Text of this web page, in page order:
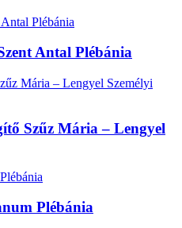
Antal Plébánia
Szűz Mária – Lengyel
Plébánia